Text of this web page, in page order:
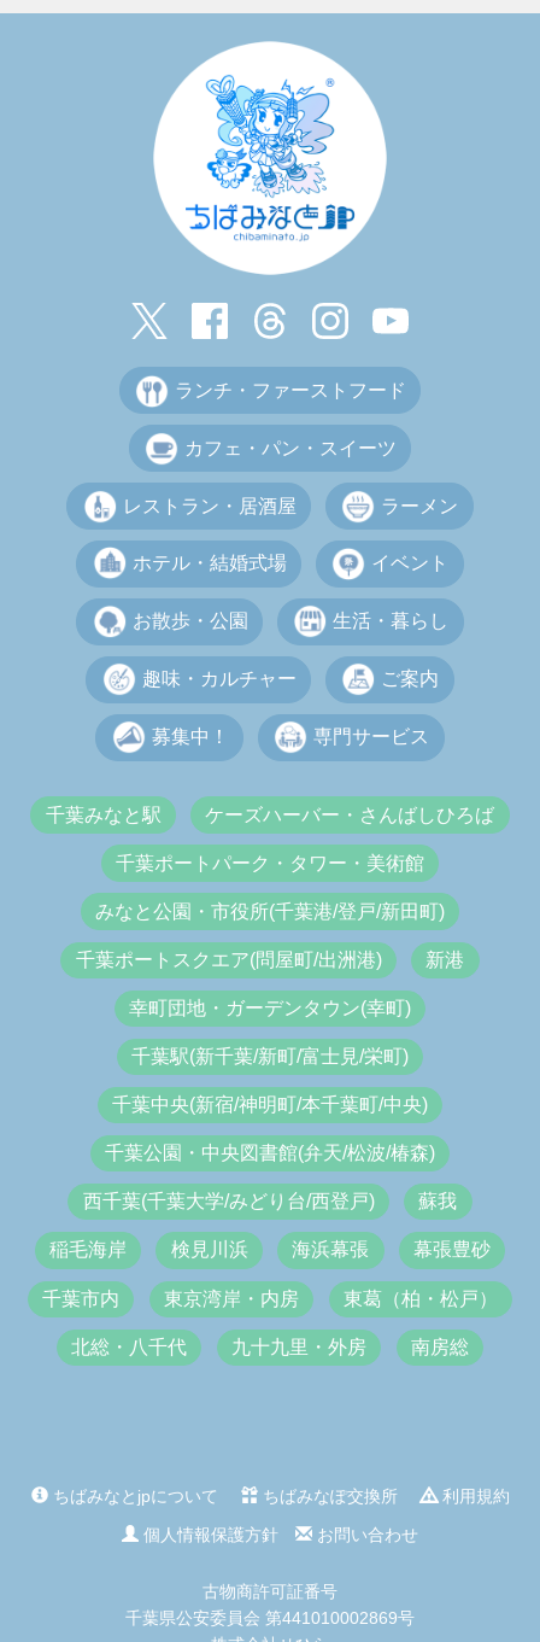
ランチ・ファーストフード
カフェ・パン・スイーツ
レストラン・居酒屋 ラーメン
ホテル・結婚式場 イベント
お散歩・公園 生活・暮らし
趣味・カルチャー ご案内
募集中！ 専門サービス
千葉みなと駅 ケーズハーバー・さんばしひろば
千葉ポートパーク・タワー・美術館
みなと公園・市役所(千葉港/登戸/新田町)
千葉ポートスクエア(問屋町/出洲港) 新港
幸町団地・ガーデンタウン(幸町)
千葉駅(新千葉/新町/富士見/栄町)
千葉中央(新宿/神明町/本千葉町/中央)
千葉公園・中央図書館(弁天/松波/椿森)
西千葉(千葉大学/みどり台/西登戸) 蘇我
稲毛海岸 検見川浜 海浜幕張 幕張豊砂
千葉市内 東京湾岸・内房 東葛（柏・松戸）
北総・八千代 九十九里・外房 南房総
ちばみなとjpについて ちばみなぽ交換所
利用規約
個人情報保護方針
お問い合わせ
古物商許可証番号
千葉県公安委員会 第441010002869号